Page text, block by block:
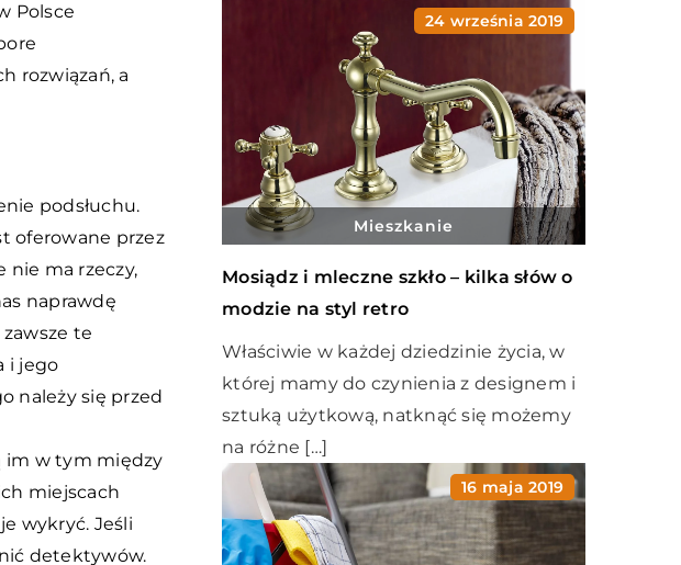
Polsce
rozwiązań, a
podsłuchu.
oferowane przez
nie ma rzeczy,
naprawdę
te
i jego
należy się przed
im w tym między
miejscach
wykryć. Jeśli
detektywów.
24 września 2019
Mieszkanie
Mosiądz i mleczne szkło – kilka słów o
modzie na styl retro
Właściwie w każdej dziedzinie życia, w
której mamy do czynienia z designem i
sztuką użytkową, natknąć się możemy
na różne […]
16 maja 2019